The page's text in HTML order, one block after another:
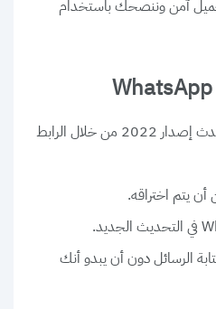
آمن وننصحك باستخدام
التطبيق مجاني ومتوفر بأحدث إصدار 2022 من خلال الرابط
أن يتم اختراقه.
الرسائل دون أن يبدو أنك